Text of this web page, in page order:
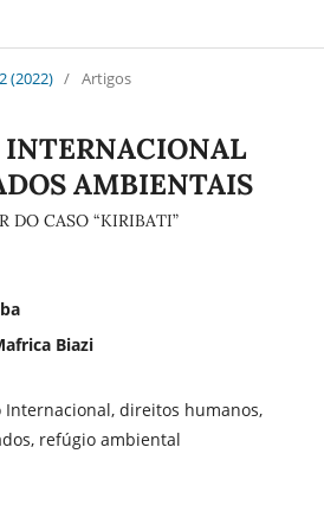
(2022) / Artigos
INTERNACIONAL
AMBIENTAIS
DO CASO “KIRIBATI”
Biazi
Internacional, direitos humanos,
refúgio ambiental